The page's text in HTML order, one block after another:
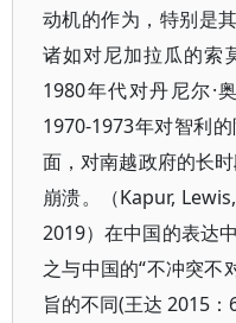
动机的作为，特别是
诸如对尼加拉瓜的索
1980年代对丹尼尔·
1970-1973年对智利
面，对南越政府的长
崩溃。（Kapur,
2019）在中国的表达
之与中国的“不冲突不
旨的不同(王达 2015：